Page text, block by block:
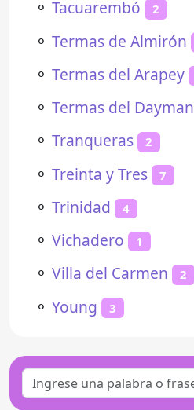
⚬ Tacuarembó 2
⚬ Termas de Almirón
⚬ Termas del Arapey
⚬ Termas del Dayman
⚬ Tranqueras 2
⚬ Treinta y Tres 7
⚬ Trinidad 4
⚬ Vichadero 1
⚬ Villa del Carmen 2
⚬ Young 3